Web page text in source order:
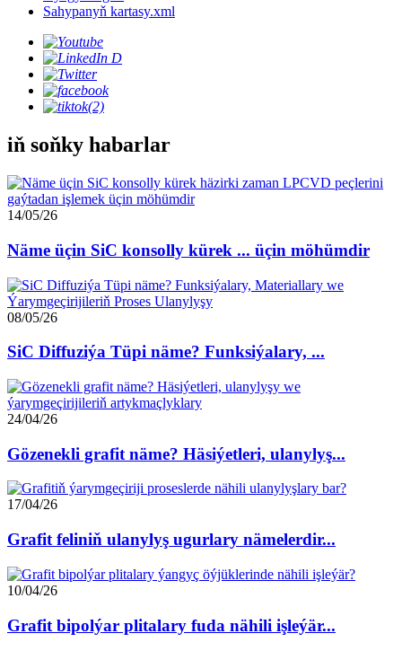
Sahypanyň kartasy.xml
iň soňky habarlar
14/05/26
Näme üçin SiC konsolly kürek ... üçin möhümdir
08/05/26
SiC Diffuziýa Tüpi näme? Funksiýalary, ...
24/04/26
Gözenekli grafit näme? Häsiýetleri, ulanylyş...
17/04/26
Grafit feliniň ulanylyş ugurlary nämelerdir...
10/04/26
Grafit bipolýar plitalary fuda nähili işleýär...